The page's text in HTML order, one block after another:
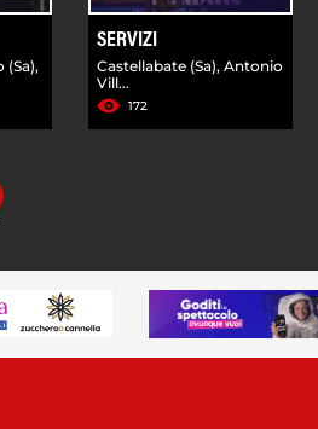
(Sa),
SERVIZI
Castellabate (Sa), Antonio
Vill...
172